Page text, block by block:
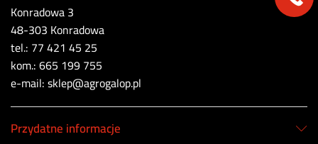
Konradowa 3
48-303 Konradowa
tel.: 77 421 45 25
kom.: 665 199 755
e-mail: sklep@agrogalop.pl
Przydatne informacje